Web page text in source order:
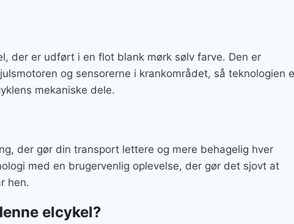
der er udført i en flot blank mørk sølv farve. Den er
og sensorerne i krankområdet, så teknologien
mekaniske dele.
der gør din transport lettere og mere behagelig hver
med en brugervenlig oplevelse, der gør det sjovt at
hen.
elcykel?